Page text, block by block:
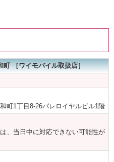
町 ［ワイモバイル取扱店］
町1丁目8‐26パレロイヤルビル1階
、当日中に対応できない可能性が